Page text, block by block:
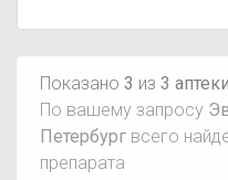
Показано 3 из 3
По вашему запросу
Петербург всего
препарата